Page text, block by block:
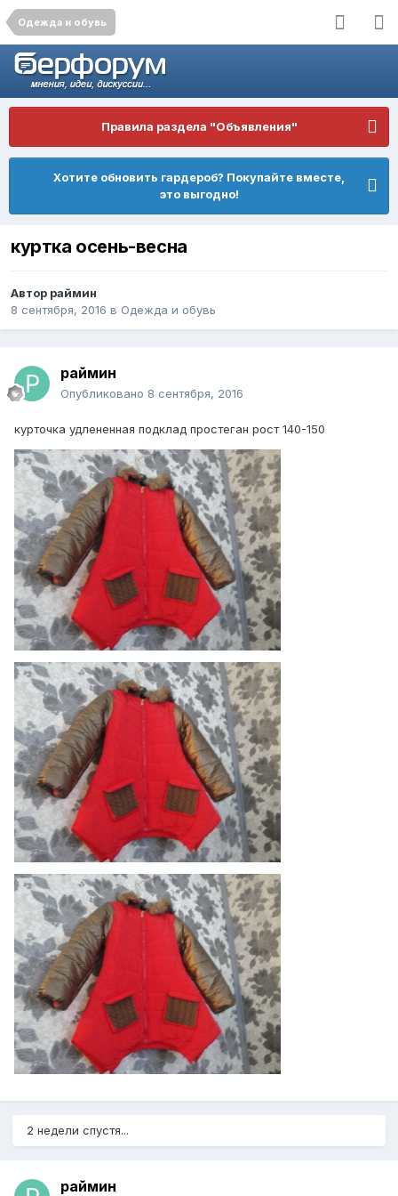
Одежда и обувь
Правила раздела "Объявления"
Хотите обновить гардероб? Покупайте вместе,
это выгодно!
куртка осень-весна
Автор раймин
8 сентября, 2016 в Одежда и обувь
раймин
Опубликовано 8 сентября, 2016
курточка удлененная подклад простеган рост 140-150
2 недели спустя...
раймин